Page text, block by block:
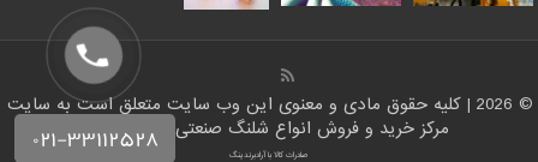
© 2026 | کلیه حقوق مادی و معنوی این وب سایت متعلق است به سایت
مرکز خرید و فروش انواع شلنگ صنعتی | شلنگ من
صادرات کالا با آرادبرندینگ